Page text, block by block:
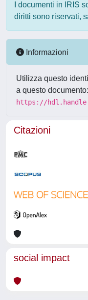
I documenti in IRIS
diritti sono riservati,
Informazioni
Utilizza questo
a questo documento:
https://
Citazioni
social impact